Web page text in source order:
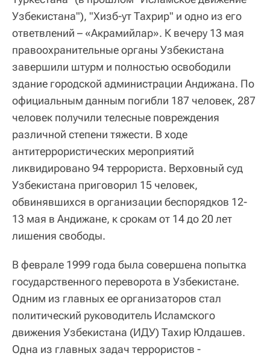
Узбекистана"), "Хизб-ут Тахрир" и одно из его
ответвлений – «Акрамийлар». К вечеру 13 мая
правоохранительные органы Узбекистана
завершили штурм и полностью освободили
здание городской администрации Андижана. По
официальным данным погибли 187 человек, 287
человек получили телесные повреждения
различной степени тяжести. В ходе
антитеррористических мероприятий
ликвидировано 94 террориста. Верховный суд
Узбекистана приговорил 15 человек,
обвинявшихся в организации беспорядков 12-
13 мая в Андижане, к срокам от 14 до 20 лет
лишения свободы.
В феврале 1999 года была совершена попытка
государственного переворота в Узбекистане.
Одним из главных ее организаторов стал
политический руководитель Исламского
движения Узбекистана (ИДУ) Тахир Юлдашев.
Одна из главных задач террористов -